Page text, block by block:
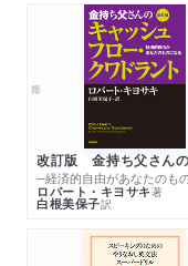
─経済的自由があなたのも
ロバート・キヨサキ著
白根美保子訳